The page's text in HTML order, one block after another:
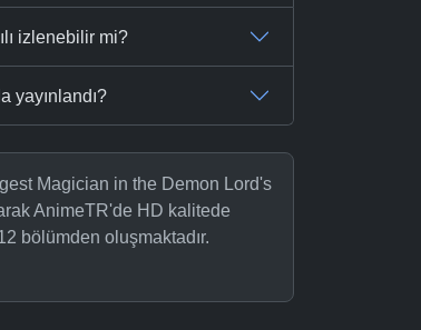
izlenebilir mi?
yayınlandı?
Magician in the Demon Lord's
AnimeTR'de HD kalitede
bölümden oluşmaktadır.